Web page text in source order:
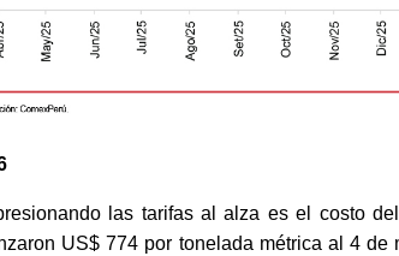
las tarifas al alza es el costo
US$ 774 por tonelada métrica al 4 de